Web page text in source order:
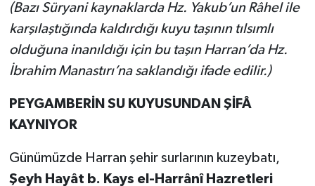
(Bazı Süryani kaynaklarda Hz. Yakub’un Râhel ile
karşılaştığında kaldırdığı kuyu taşının tılsımlı
olduğuna inanıldığı için bu taşın Harran’da Hz.
İbrahim Manastırı’na saklandığı ifade edilir.)
PEYGAMBERİN SU KUYUSUNDAN ŞİFÂ
KAYNIYOR
Günümüzde Harran şehir surlarının kuzeybatı,
Şeyh Hayât b. Kays el-Harrânî Hazretleri